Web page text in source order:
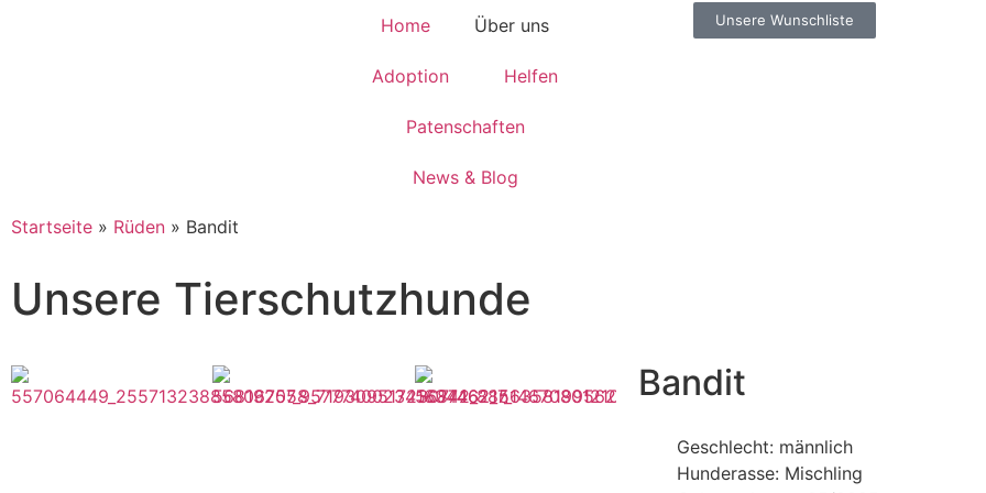
Home Über uns
Adoption Helfen
Patenschaften
News & Blog
Unsere Wunschliste
Startseite » Rüden » Bandit
Unsere Tierschutzhunde
Bandit
Geschlecht: männlich
Hunderasse: Mischling